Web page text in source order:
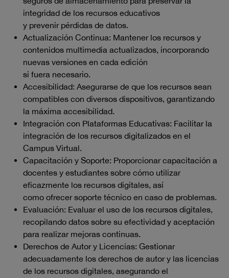
integridad de los recursos educativos
y prevenir pérdidas de datos.
Actualización Continua: Mantener los recursos y
contenidos multimedia actualizados, incorporando
nuevas versiones en cada edición
si fuera necesario.
Accesibilidad: Asegurarse de que los recursos sean
compatibles con diversos dispositivos, garantizando
la máxima accesibilidad.
Integración con Plataformas Educativas: Facilitar la
integración de los recursos digitalizados en el
Campus Virtual.
Capacitación y Soporte: Proporcionar capacitación a
docentes y estudiantes sobre cómo utilizar
eficazmente los recursos digitales, así
como ofrecer soporte técnico en caso de problemas.
Evaluación: Evaluar el uso de los recursos digitales,
recopilando datos sobre su efectividad y aceptación
para realizar mejoras continuas.
Derechos de Autor y Licencias: Gestionar
adecuadamente los derechos de autor y las licencias
de los recursos digitales, asegurando el